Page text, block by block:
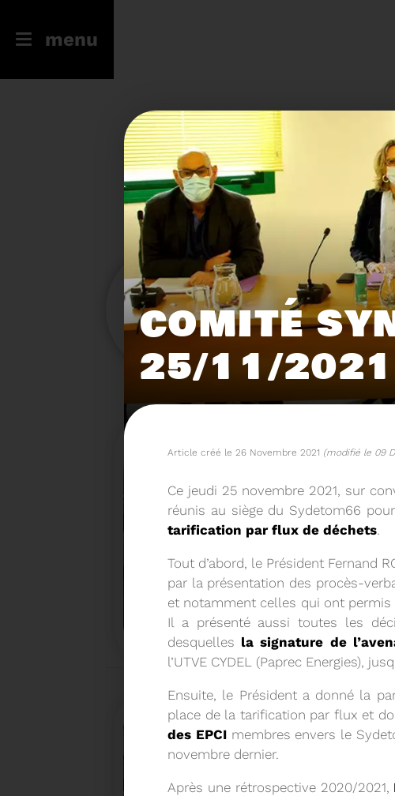
menu
Filtres
246
Toute l'actu
23
Compostage
15/06/2026
COMITÉ SYNDICAL DU
COMITÉ
25/11/2021
Article créé le 26 Novembre 2021 (modifié le 09
Ce jeudi 25 novembre 2021, sur
réunis au siège du Sydetom66
tarification par flux de déchets.
Tout d’abord, le Président Fernand
par la présentation des procès-
et notamment celles qui ont permis
Il a présenté aussi toutes les
desquelles la signature de
l’UTVE CYDEL (Paprec Energies),
Ensuite, le Président a donné la
place de la tarification par flux et
des EPCI membres envers le
novembre dernier.
Après une rétrospective 2020/2021,